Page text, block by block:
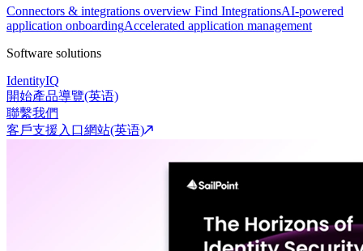
Connectors & integrations overview Find IntegrationsAI-powered
application onboardingAccelerated application management
Software solutions
IdentityIQ
開始產品導覽(英语)
聯繫我們
客戶支援入口網站(英语)